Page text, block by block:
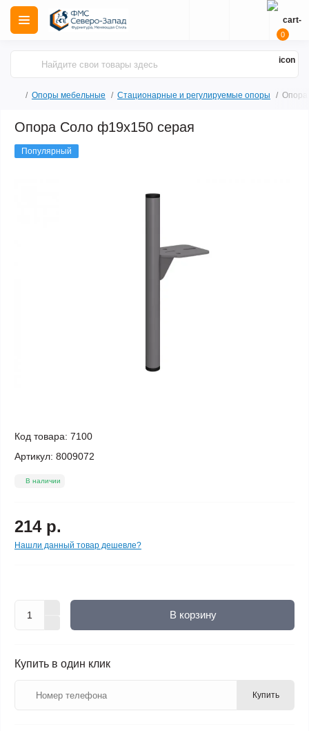
0
Опоры мебельные Стационарные и регулируемые опоры Опора
Опора Соло ф19х150 серая
Популярный
Код товара: 7100
Артикул: 8009072
В наличии
214 р.
Нашли данный товар дешевле?
В корзину
Купить в один клик
Купить